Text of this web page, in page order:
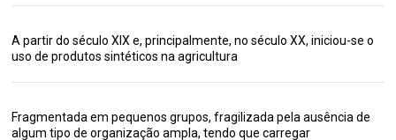
A partir do século XIX e, principalmente, no século XX, iniciou-se o
uso de produtos sintéticos na agricultura
Fragmentada em pequenos grupos, fragilizada pela ausência de
algum tipo de organização ampla, tendo que carregar